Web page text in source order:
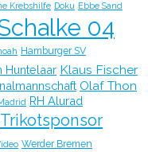
Krebshilfe Doku Ebbe Sand
04
Hamburger SV
Huntelaar Klaus Fischer
Olaf Thon
RH Alurad
Trikotsponsor
Werder Bremen